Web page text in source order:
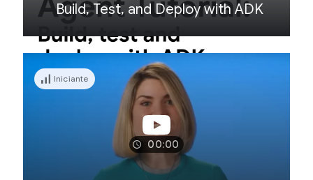
Build, Test, and Deploy with ADK
Iniciante
00:00